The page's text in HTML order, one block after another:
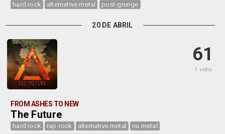
hard rock alternative metal post-grunge
20 DE ABRIL
61
1 voto
FROM ASHES TO NEW
The Future
hard rock rap-rock alternative metal nu metal